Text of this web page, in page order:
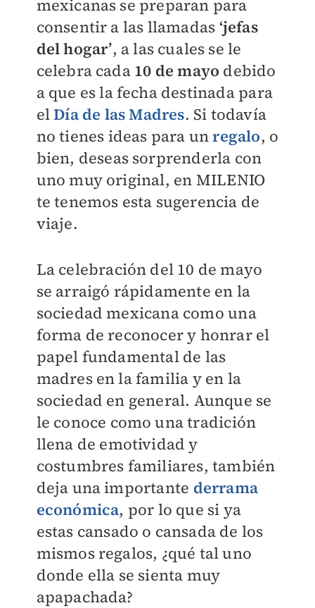
mexicanas se preparan para
consentir a las llamadas ‘jefas
del hogar’, a las cuales se le
celebra cada 10 de mayo debido
a que es la fecha destinada para
elDía de las Madres. Si todavía
no tienes ideas para unregalo, o
bien, deseas sorprenderla con
uno muy original, en MILENIO
te tenemos esta sugerencia de
viaje.
La celebración del 10 de mayo
se arraigó rápidamente en la
sociedad mexicana como una
forma de reconocer y honrar el
papel fundamental de las
madres en la familia y en la
sociedad en general. Aunque se
le conoce como una tradición
llena de emotividad y
costumbres familiares, también
deja una importante derrama
económica, por lo que si ya
estas cansado o cansada de los
mismos regalos, ¿qué tal uno
donde ella se sienta muy
apapachada?